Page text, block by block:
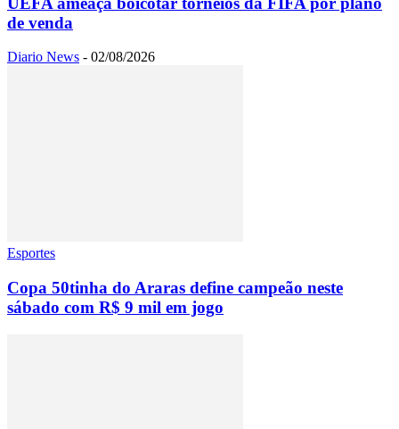
de venda
Diario News - 02/08/2026
Esportes
Copa 50tinha do Araras define campeão neste
sábado com R$ 9 mil em jogo